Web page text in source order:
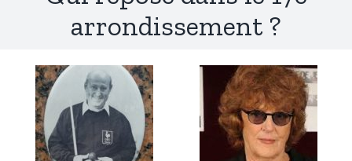
arrondissement ?